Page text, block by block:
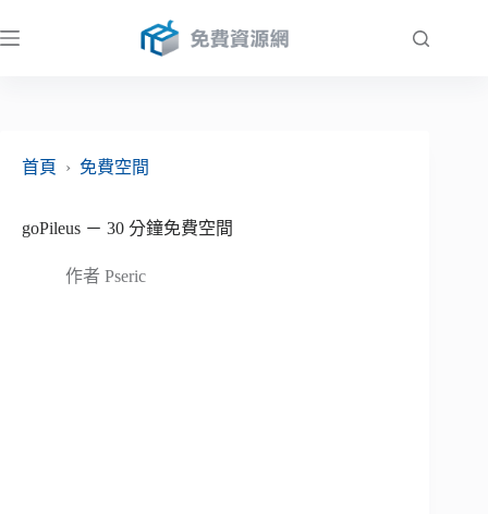
至
首頁
› 免費空間
goPileus － 30 分鐘免費空間
作者 Pseric